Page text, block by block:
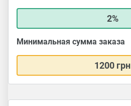
2%
Минимальная сумма заказа
1200 грн